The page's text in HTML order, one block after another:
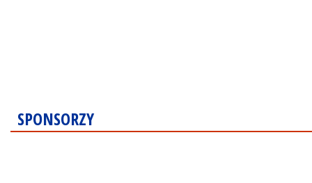
SPONSORZY